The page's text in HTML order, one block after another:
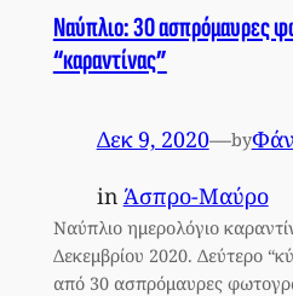
Ναύπλιο: 30 ασπρόμαυρες
“καραντίνας”
Δεκ 9, 2020—by
in Άσπρο-Μαύρο
Ναύπλιο ημερολόγιο
Δεκεμβρίου 2020. Δεύτερο
από 30 ασπρόμαυρες